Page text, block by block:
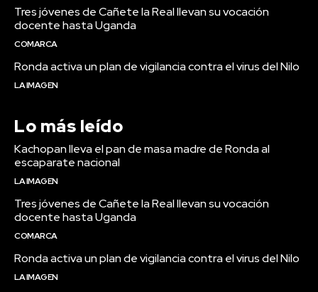
Tres jóvenes de Cañete la Real llevan su vocación
docente hasta Uganda
COMARCA
Ronda activa un plan de vigilancia contra el virus del Nilo
LA IMAGEN
Lo más leído
Kachopan lleva el pan de masa madre de Ronda al
escaparate nacional
LA IMAGEN
Tres jóvenes de Cañete la Real llevan su vocación
docente hasta Uganda
COMARCA
Ronda activa un plan de vigilancia contra el virus del Nilo
LA IMAGEN